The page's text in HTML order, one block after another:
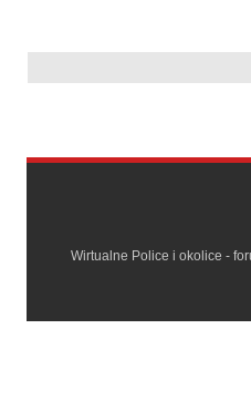
Wirtualne Police i okolice -